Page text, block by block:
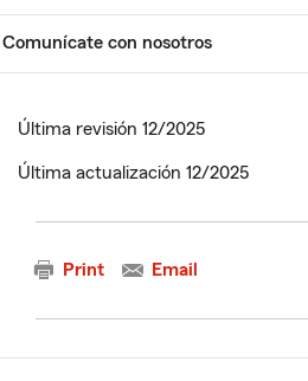
Comunícate con nosotros
Última revisión 12/2025
Última actualización 12/2025
Print Email